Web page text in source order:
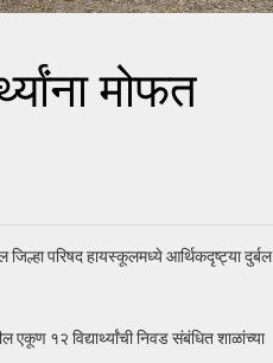
मोफत
परिषद हायस्कूलमध्ये आर्थिकदृष्ट्या दुर्बल
एकूण १२ विद्यार्थ्यांची निवड संबंधित शाळांच्या